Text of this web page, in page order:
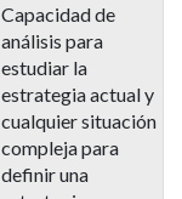
Capacidad de
análisis para
estudiar la
estrategia actual y
cualquier situación
compleja para
definir una